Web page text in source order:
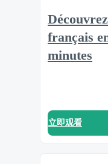
français
minutes
立即观看